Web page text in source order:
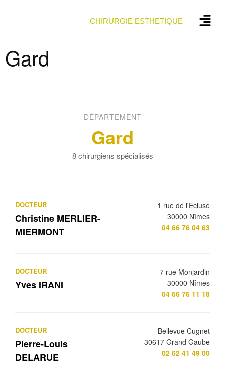
CHIRURGIE ESTHETIQUE
Gard
DÉPARTEMENT
Gard
8 chirurgiens spécialisés
DOCTEUR
Christine MERLIER-
MIERMONT
1 rue de l'Ecluse
30000 Nîmes
04 66 76 04 63
DOCTEUR
Yves IRANI
7 rue Monjardin
30000 Nîmes
04 66 76 11 18
DOCTEUR
Pierre-Louis
DELARUE
Bellevue Cugnet
30617 Grand Gaube
02 62 41 49 00